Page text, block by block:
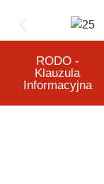
RODO -
Klauzula
Informacyjna